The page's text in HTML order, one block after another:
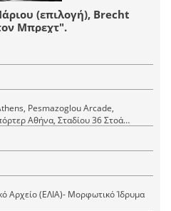
(επιλογή), Brecht
Μπρεχτ".
36 Στοά
Αρχείο (ΕΛΙΑ)- Μορφωτικό Ίδρυμα